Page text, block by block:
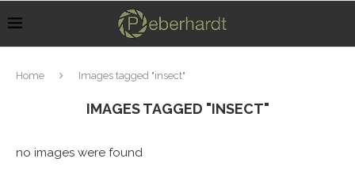
Home Images tagged "insect"
IMAGES TAGGED "INSECT"
no images were found